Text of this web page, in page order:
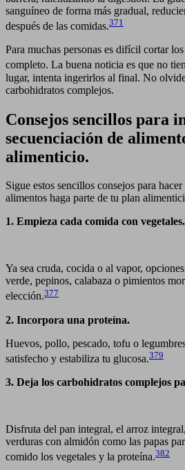
sanguíneo de forma más gradual,
después de las comidas.371
Para muchas personas es difícil cortar
completo. La buena noticia es que no
lugar, intenta ingerirlos al final. No
carbohidratos complejos.
Consejos sencillos para
secuenciación de
alimenticio.
Sigue estos sencillos consejos para
alimentos haga parte de tu plan
1. Empieza cada comida con vegetales.
Ya sea cruda, cocida o al vapor,
verde, pepinos, calabaza o pimientos
elección.377
2. Incorpora una proteína.
Huevos, pollo, pescado, tofu o
satisfecho y estabiliza tu glucosa.379
3. Deja los carbohidratos complejos
Disfruta del pan integral, el arroz
verduras con almidón como las papas
comido los vegetales y la proteína.382